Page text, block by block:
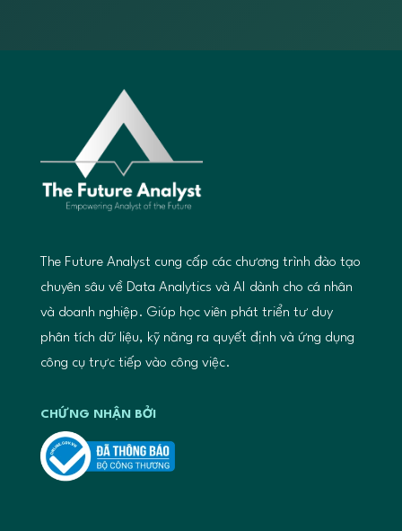
The Future Analyst cung cấp các chương trình đào tạo
chuyên sâu về Data Analytics và AI dành cho cá nhân
và doanh nghiệp. Giúp học viên phát triển tư duy
phân tích dữ liệu, kỹ năng ra quyết định và ứng dụng
công cụ trực tiếp vào công việc.
CHỨNG NHẬN BỞI